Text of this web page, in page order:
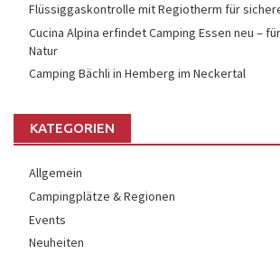
Flüssiggaskontrolle mit Regiotherm für
Cucina Alpina erfindet Camping Essen neu –
Natur
Camping Bächli in Hemberg im Neckertal
KATEGORIEN
Allgemein
Campingplätze & Regionen
Events
Neuheiten